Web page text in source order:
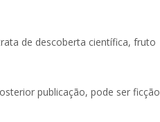
de descoberta científica, fruto
publicação, pode ser ficção